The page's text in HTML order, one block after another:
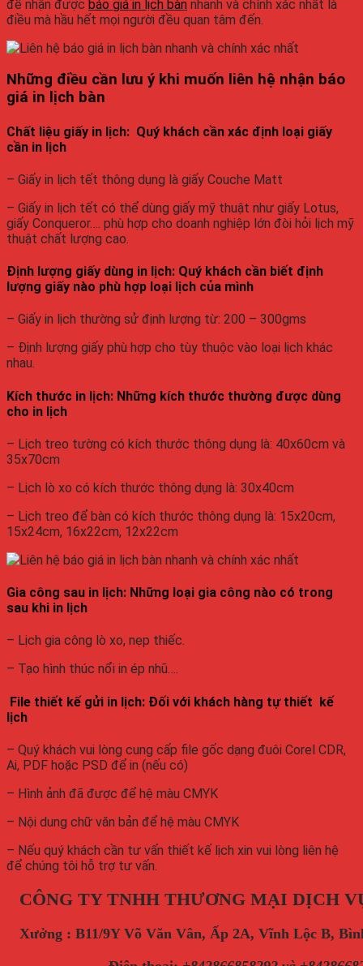
để nhận được báo giá in lịch bàn nhanh và chính xác nhất là
điều mà hầu hết mọi người đều quan tâm đến.
Những điều cần lưu ý khi muốn liên hệ nhận báo
giá in lịch bàn
Chất liệu giấy in lịch: Quý khách cần xác định loại giấy
cần in lịch
– Giấy in lịch tết thông dụng là giấy Couche Matt
– Giấy in lịch tết có thể dùng giấy mỹ thuật như giấy Lotus,
giấy Conqueror…. phù hợp cho doanh nghiệp lớn đòi hỏi lịch mỹ
thuật chất lượng cao.
Định lượng giấy dùng in lịch: Quý khách cần biết định
lượng giấy nào phù hợp loại lịch của mình
– Giấy in lịch thường sử định lượng từ: 200 – 300gms
– Định lượng giấy phù hợp cho tùy thuộc vào loại lịch khác
nhau.
Kích thước in lịch: Những kích thước thường được dùng
cho in lịch
– Lịch treo tường có kích thước thông dụng là: 40x60cm và
35x70cm
– Lịch lò xo có kích thước thông dụng là: 30x40cm
– Lịch treo để bàn có kích thước thông dụng là: 15x20cm,
15x24cm, 16x22cm, 12x22cm
Gia công sau in lịch: Những loại gia công nào có trong
sau khi in lịch
– Lịch gia công lò xo, nẹp thiếc.
– Tạo hình thúc nổi in ép nhũ….
File thiết kế gửi in lịch: Đối với khách hàng tự thiết kế
lịch
– Quý khách vui lòng cung cấp file gốc dạng đuôi Corel CDR,
Ai, PDF hoặc PSD để in (nếu có)
– Hình ảnh đã được để hệ màu CMYK
– Nội dung chữ văn bản để hệ màu CMYK
– Nếu quý khách cần tư vấn thiết kế lịch xin vui lòng liên hệ
để chúng tôi hỗ trợ tư vấn.
CÔNG TY TNHH THƯƠNG MẠI DỊCH
Xưởng : B11/9Y Võ Văn Vân, Ấp 2A, Vĩnh Lộc B,